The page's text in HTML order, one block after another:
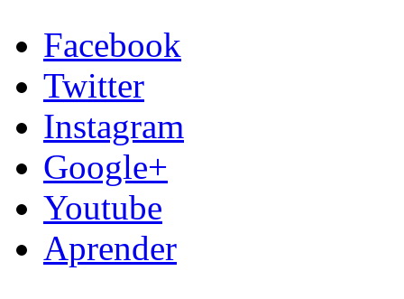
Facebook
Twitter
Instagram
Google+
Youtube
Aprender